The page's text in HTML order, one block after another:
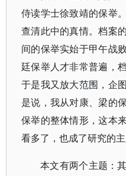
侍读学士徐致靖的保举
查清此中的真情。档案
间的保举实始于甲午战
廷保举人才非常普遍，
于是我又放大范围，企
是说，我从对康、梁的
保举的整体情形，这本
看多了，也成了研究的主
本文有两个主题：